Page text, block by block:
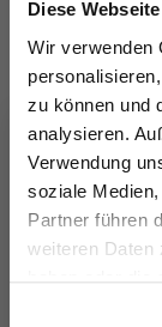
Diese
Wir verwenden
zu können und
analysieren.
Verwendung
soziale
Partner führen
weiteren Daten
haben oder die